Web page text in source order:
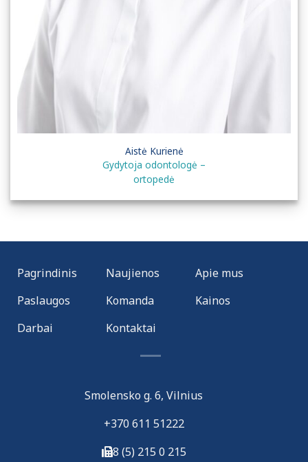
Aistė Kurienė
Gydytoja odontologė –
ortopedė
Pagrindinis Naujienos
Apie mus
Paslaugos
Komanda
Kainos
Darbai
Kontaktai
Smolensko g. 6, Vilnius
+370 611 51222
8 (5) 215 0 215